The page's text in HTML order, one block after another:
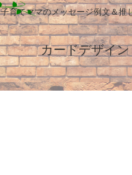
子育てママのメッセージ例文＆推
カードデザイン